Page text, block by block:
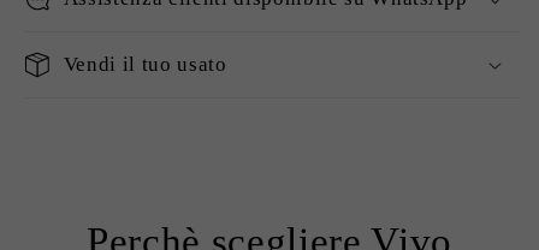
Vendi il tuo usato
Perchè scegliere Vivo